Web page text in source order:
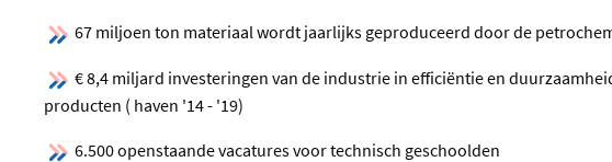
67 miljoen ton materiaal wordt jaarlijks geproduceerd door de
€ 8,4 miljard investeringen van de industrie in efficiëntie en
producten ( haven '14 - '19)
6.500 openstaande vacatures voor technisch geschoolden